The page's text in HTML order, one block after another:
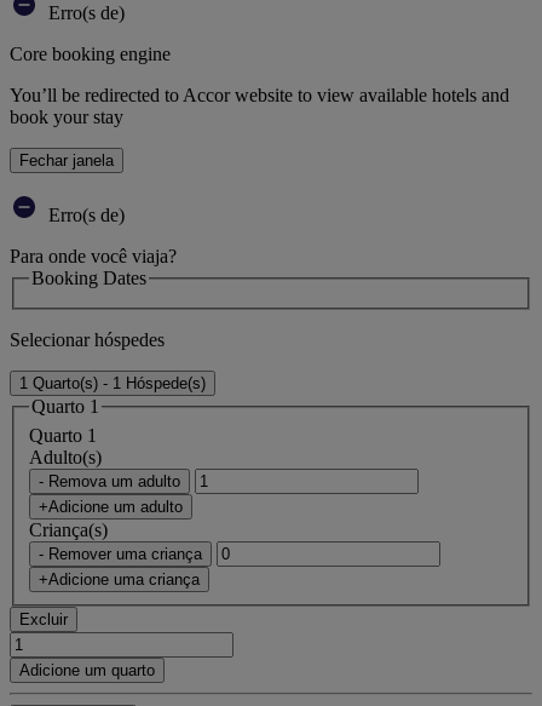
Erro(s de)
Core booking engine
You’ll be redirected to Accor website to view available hotels and
book your stay
Fechar janela
Erro(s de)
Para onde você viaja?
Booking Dates
Selecionar hóspedes
1 Quarto(s) - 1 Hóspede(s)
Quarto 1
Quarto 1
Adulto(s)
- Remova um adulto
+Adicione um adulto
Criança(s)
- Remover uma criança
+Adicione uma criança
Excluir
Adicione um quarto